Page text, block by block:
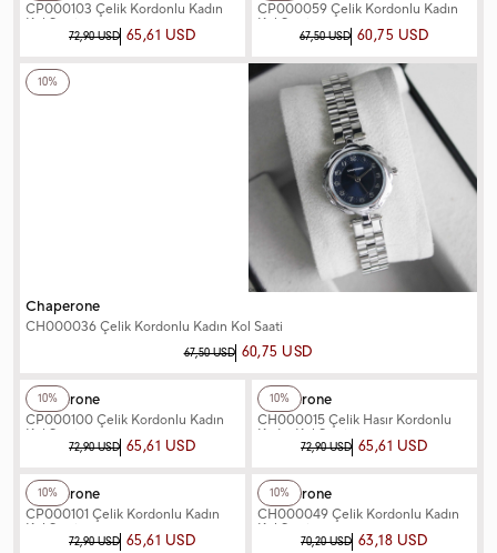
CP000103 Çelik Kordonlu Kadın
Kol Saati
72,90 USD 65,61 USD
CP000059 Çelik Kordonlu Kadın
Kol Saati
67,50 USD 60,75 USD
10%
Chaperone
CH000036 Çelik Kordonlu Kadın Kol Saati
67,50 USD 60,75 USD
10%
Chaperone
CP000100 Çelik Kordonlu Kadın
Kol Saati
72,90 USD 65,61 USD
10%
Chaperone
CH000015 Çelik Hasır Kordonlu
Kadın Kol Saati
72,90 USD 65,61 USD
10%
Chaperone
CP000101 Çelik Kordonlu Kadın
Kol Saati
72,90 USD 65,61 USD
10%
Chaperone
CH000049 Çelik Kordonlu Kadın
Kol Saati
70,20 USD 63,18 USD